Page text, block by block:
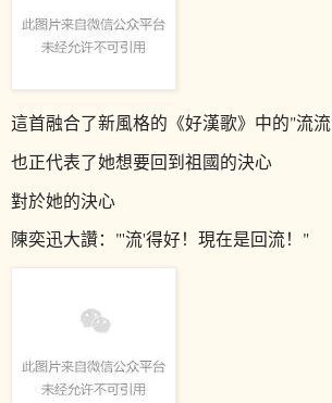
這首融合了新風格的《好漢歌》中的"流
也正代表了她想要回到祖國的決心
對於她的決心
陳奕迅大讚："'流'得好！現在是回流！"